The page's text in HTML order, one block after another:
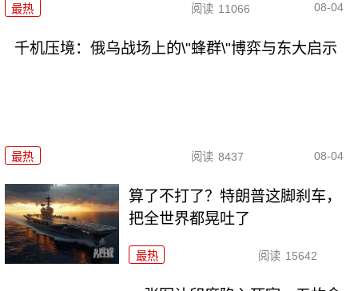
最热 阅读 11066 08-04
千机压境：俄乌战场上的\"蜂群\"博弈与东大启示
最热 阅读 8437 08-04
算了不打了？特朗普这脚刹车，
把全世界都晃吐了
最热 阅读 15642